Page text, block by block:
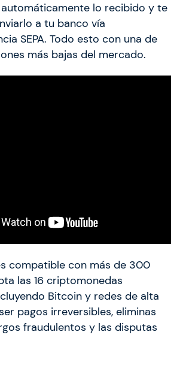
lo recibido y te
a tu banco vía
SEPA. Todo esto con una de
más bajas del mercado.
compatible con más de 300
las 16 criptomonedas
Bitcoin y redes de alta
pagos irreversibles, eliminas
fraudulentos y las disputas